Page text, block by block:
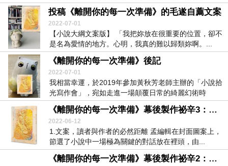
投稿《離開你的每一次準備》的毛遂自薦文案
2022-07-01
【小說大綱文案版】 「我把妳放在很重要的位置，卻不
是名為愛情的地方。心明，我真的難以歸類妳啊。...
《離開你的每一次準備》後記
2022-07-01
我相當幸運，於2019年參加黃秋芳老師主辦的「小說拾
光寫作會」，宛如走進一場顛覆日常的綺麗幻術時
空。...
《離開你的每一次準備》幕後製作祕辛3：關於「上台」前的準備
2022-06-12
1.文案，讀者與作者的必然距離 孟編輯在封面圖案上，
節選了小說中一場極為關鍵的對話放在裡頭，由...
《離開你的每一次準備》幕後製作祕辛2：關於封面的準備